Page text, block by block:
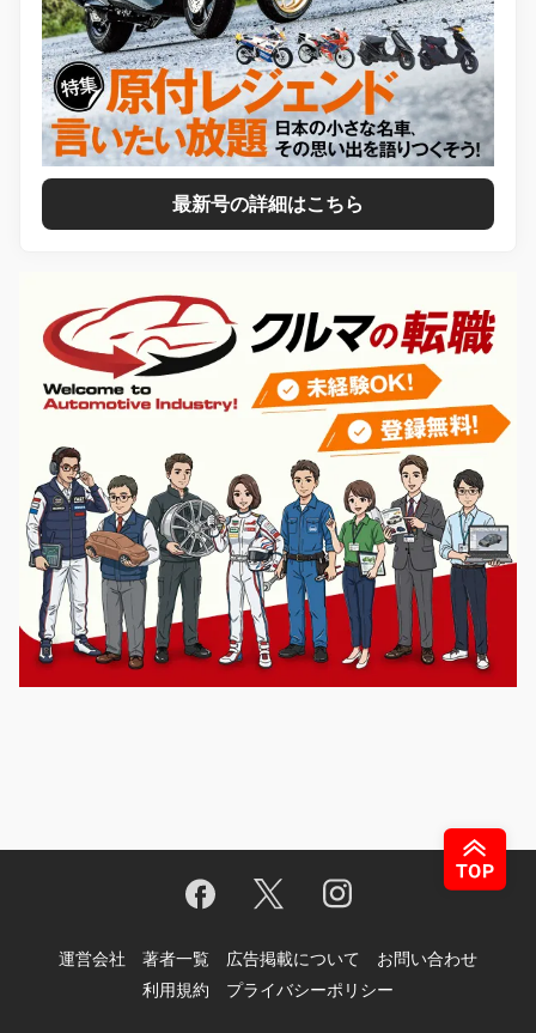
最新号の詳細はこちら
運営会社 著者一覧 広告掲載について
お問い合わせ
利用規約
プライバシーポリシー